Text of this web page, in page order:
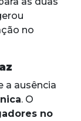
no
a ausência
. O
no